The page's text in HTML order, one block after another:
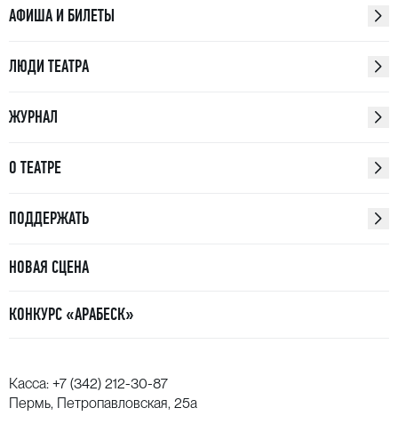
АФИША И БИЛЕТЫ
ЛЮДИ ТЕАТРА
ЖУРНАЛ
О ТЕАТРЕ
ПОДДЕРЖАТЬ
НОВАЯ СЦЕНА
КОНКУРС «АРАБЕСК»
Касса: +7 (342) 212-30-87
Пермь, Петропавловская, 25а